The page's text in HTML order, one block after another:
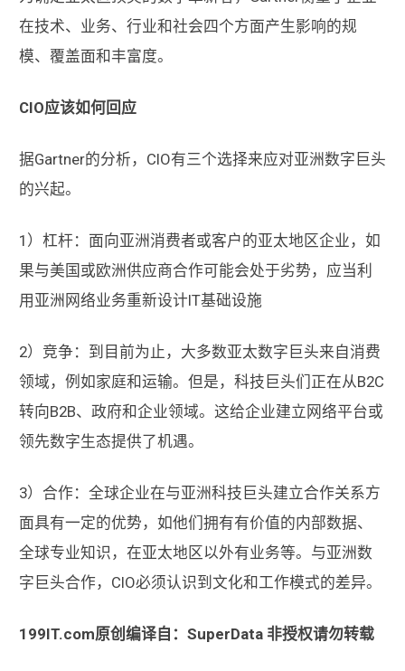
在技术、业务、行业和社会四个方面产生影响的规
模、覆盖面和丰富度。
CIO应该如何回应
据Gartner的分析，CIO有三个选择来应对亚洲数字巨头
的兴起。
1）杠杆：面向亚洲消费者或客户的亚太地区企业，如
果与美国或欧洲供应商合作可能会处于劣势，应当利
用亚洲网络业务重新设计IT基础设施
2）竞争：到目前为止，大多数亚太数字巨头来自消费
领域，例如家庭和运输。但是，科技巨头们正在从B2C
转向B2B、政府和企业领域。这给企业建立网络平台或
领先数字生态提供了机遇。
3）合作：全球企业在与亚洲科技巨头建立合作关系方
面具有一定的优势，如他们拥有有价值的内部数据、
全球专业知识，在亚太地区以外有业务等。与亚洲数
字巨头合作，CIO必须认识到文化和工作模式的差异。
199IT.com原创编译自：SuperData 非授权请勿转载